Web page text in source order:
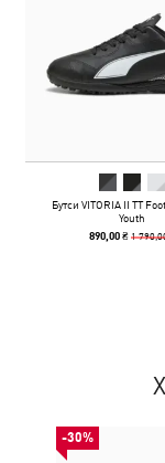
Бутси VITORIA II TT
Youth
890,00 ₴ 1
-30%